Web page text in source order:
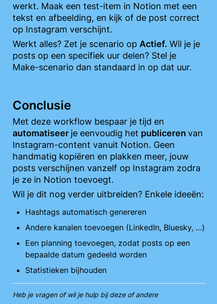
werkt. Maak een test-item in Notion met een
tekst en afbeelding, en kijk of de post correct
op Instagram verschijnt.
Werkt alles? Zet je scenario op Actief. Wil je je
posts op een specifiek uur delen? Stel je
Make-scenario dan standaard in op dat uur.
Conclusie
automatiseer je eenvoudig het publiceren van
Instagram-content vanuit Notion. Geen
handmatig kopiëren en plakken meer, jouw
posts verschijnen vanzelf op Instagram zodra
je ze in Notion toevoegt.
Wil je dit nog verder uitbreiden? Enkele ideeën:
Hashtags automatisch genereren
Andere kanalen toevoegen (LinkedIn, Bluesky, …)
Een planning toevoegen, zodat posts op een
bepaalde datum gedeeld worden
Statistieken bijhouden
Heb je vragen of wil je hulp bij deze of andere